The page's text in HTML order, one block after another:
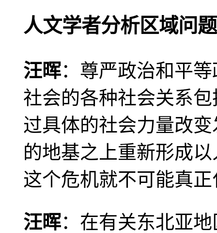
人文学者分析区域问题
汪晖：尊严政治和平
社会的各种社会关系
过具体的社会力量改
的地基之上重新形成
这个危机就不可能真
汪晖：在有关东北亚